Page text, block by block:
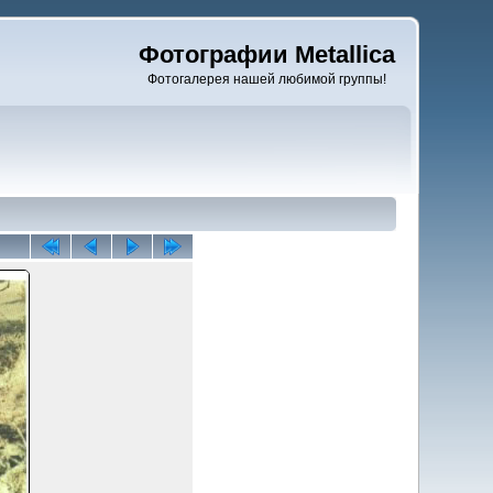
Фотографии Metallica
Фотогалерея нашей любимой группы!